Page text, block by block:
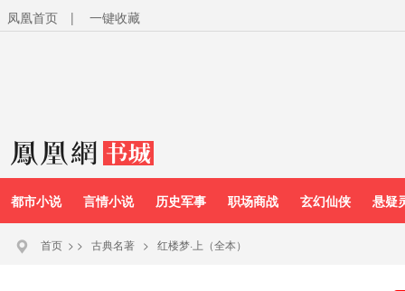
凤凰首页 | 一键收藏
都市小说 言情小说 历史军事 职场商战 玄幻仙侠 悬疑
首页 > > 古典名著 > 红楼梦·上（全本）